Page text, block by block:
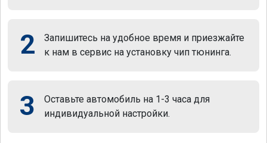
2
Запишитесь на удобное время и приезжайте
к нам в сервис на установку чип тюнинга.
3
Оставьте автомобиль на 1-3 часа для
индивидуальной настройки.